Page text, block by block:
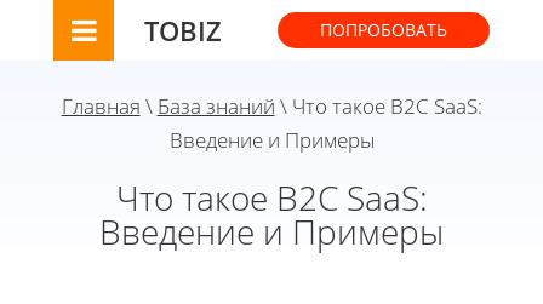
TOBIZ ПОПРОБОВАТЬ
Главная \ База знаний \ Что такое B2C SaaS:
Введение и Примеры
Что такое B2C SaaS:
Введение и Примеры